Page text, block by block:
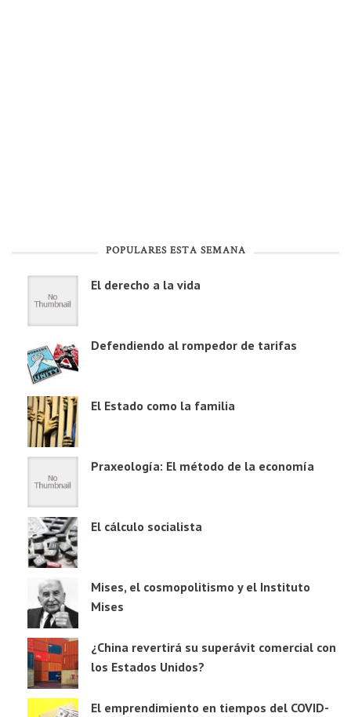
POPULARES ESTA SEMANA
El derecho a la vida
Defendiendo al rompedor de tarifas
El Estado como la familia
Praxeología: El método de la economía
El cálculo socialista
Mises, el cosmopolitismo y el Instituto
Mises
¿China revertirá su superávit comercial con
los Estados Unidos?
El emprendimiento en tiempos del COVID-